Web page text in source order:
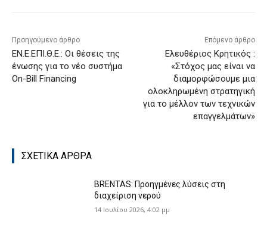
Προηγούμενο άρθρο
ΕΝ.Ε.ΕΠΙ.Θ.Ε.: Οι θέσεις της
ένωσης για το νέο συστήμα
On-Bill Financing
Επόμενο άρθρο
Ελευθέριος Κρητικός :
«Στόχος μας είναι να
διαμορφώσουμε μια
ολοκληρωμένη στρατηγική
για το μέλλον των τεχνικών
επαγγελμάτων»
ΣΧΕΤΙΚΑ ΑΡΘΡΑ
BRENTAS: Προηγμένες λύσεις στη
διαχείριση νερού
14 Ιουλίου 2026, 4:02 μμ